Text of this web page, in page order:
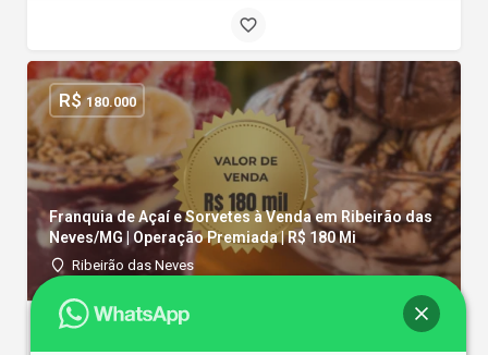
Franquia de Açaí e Sorvetes à Venda em Ribeirão das
Neves/MG | Operação Premiada | R$ 180 Mi
Ribeirão das Neves
R$180.000